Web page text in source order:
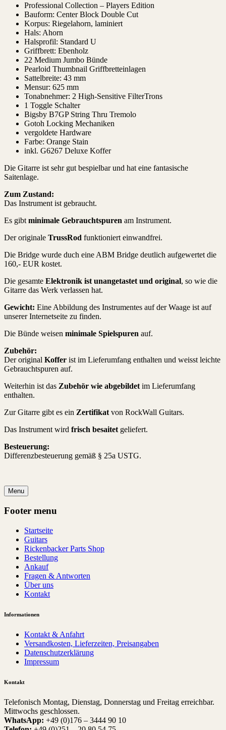
Professional Collection – Players Edition
Bauform: Center Block Double Cut
Korpus: Riegelahorn, laminiert
Hals: Ahorn
Halsprofil: Standard U
Griffbrett: Ebenholz
22 Medium Jumbo Bünde
Pearloid Thumbnail Griffbretteinlagen
Sattelbreite: 43 mm
Mensur: 625 mm
Tonabnehmer: 2 High-Sensitive FilterTrons
1 Toggle Schalter
Bigsby B7GP String Thru Tremolo
Gotoh Locking Mechaniken
vergoldete Hardware
Farbe: Orange Stain
inkl. G6267 Deluxe Koffer
Die Gitarre ist sehr gut bespielbar und hat eine fantasische
Saitenlage.
Zum Zustand:
Das Instrument ist gebraucht.
Es gibt minimale Gebrauchtspuren am Instrument.
Der originale TrussRod funktioniert einwandfrei.
Die Bridge wurde duch eine ABM Bridge deutlich aufgewertet die
160,- EUR kostet.
Die gesamte Elektronik ist unangetastet und original, so wie die
Gitarre das Werk verlassen hat.
Gewicht: Eine Abbildung des Instrumentes auf der Waage ist auf
unserer Internetseite zu finden.
Die Bünde weisen minimale Spielspuren auf.
Zubehör:
Der original Koffer ist im Lieferumfang enthalten und weisst leichte
Gebrauchtspuren auf.
Weiterhin ist das Zubehör wie abgebildet im Lieferumfang
enthalten.
Zur Gitarre gibt es ein Zertifikat von RockWall Guitars.
Das Instrument wird frisch besaitet geliefert.
Besteuerung:
Differenzbesteuerung gemäß § 25a USTG.
Menu
Footer menu
Startseite
Guitars
Rickenbacker Parts Shop
Bestellung
Ankauf
Fragen & Antworten
Über uns
Kontakt
Informationen
Kontakt & Anfahrt
Versandkosten, Lieferzeiten, Preisangaben
Datenschutzerklärung
Impressum
Kontakt
Telefonisch Montag, Dienstag, Donnerstag und Freitag erreichbar.
Mittwochs geschlossen.
WhatsApp: +49 (0)176 – 3444 90 10